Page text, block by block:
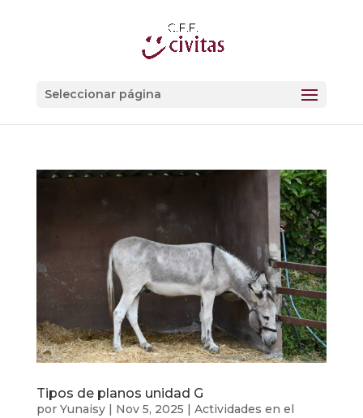
Seleccionar página
Tipos de planos unidad G
por Yunaisy| Nov 5, 2025 | Actividades en el